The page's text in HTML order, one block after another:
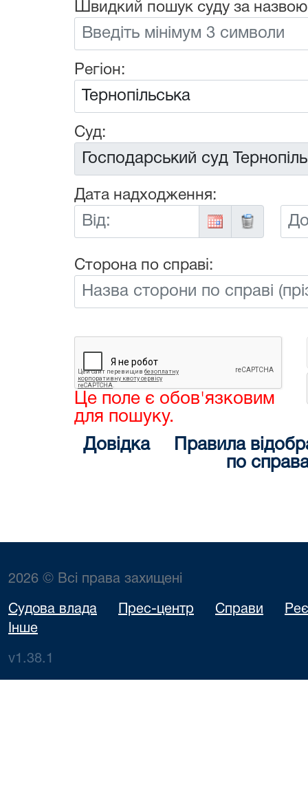
Швидкий пошук суду за
Регіон:
Суд:
Дата надходження:
Від:
До:
Сторона по справі:
Це поле є обов'язковим
для пошуку.
Довідка
Правила
по
2026 © Всі права захищені
Судова влада Прес-центр Справи
Інше
v1.38.1